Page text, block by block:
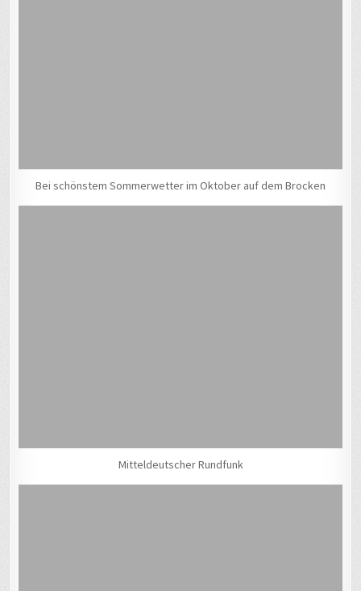
Bei schönstem Sommerwetter im Oktober auf dem Brocken
Mitteldeutscher Rundfunk